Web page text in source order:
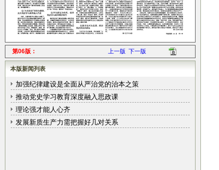
第06版： 上一版 下一版
本版新闻列表
加强纪律建设是全面从严治党的治本之策
推动党史学习教育深度融入思政课
理论强才能人心齐
发展新质生产力需把握好几对关系